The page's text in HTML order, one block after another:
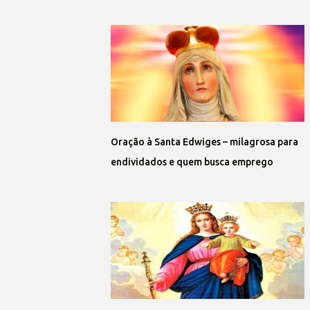
Oração à Santa Edwiges – milagrosa para
endividados e quem busca emprego